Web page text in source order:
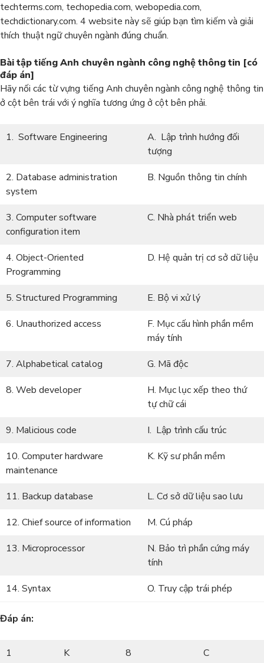
techterms.com, techopedia.com, webopedia.com,
techdictionary.com. 4 website này sẽ giúp bạn tìm kiếm và giải
thích thuật ngữ chuyên ngành đúng chuẩn.
Bài tập tiếng Anh chuyên ngành công nghệ thông tin [có
đáp án]
Hãy nối các từ vựng tiếng Anh chuyên ngành công nghệ thông tin
ở cột bên trái với ý nghĩa tương ứng ở cột bên phải.
1. Software Engineering
A. Lập trình hướng đối
tượng
2. Database administration
system
B. Nguồn thông tin chính
3. Computer software
configuration item
C. Nhà phát triển web
4. Object-Oriented
Programming
D. Hệ quản trị cơ sở dữ liệu
5. Structured Programming
E. Bộ vi xử lý
6. Unauthorized access
F. Mục cấu hình phần mềm
máy tính
7. Alphabetical catalog
G. Mã độc
8. Web developer
H. Mục lục xếp theo thứ
tự chữ cái
9. Malicious code
I. Lập trình cấu trúc
10. Computer hardware
maintenance
K. Kỹ sư phần mềm
11. Backup database
L. Cơ sở dữ liệu sao lưu
12. Chief source of information
M. Cú pháp
13. Microprocessor
N. Bảo trì phần cứng máy
tính
14. Syntax
O. Truy cập trái phép
Đáp án:
1 K 8 C